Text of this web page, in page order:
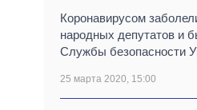
Коронавирусом
народных депутатов и
Службы безопасности
25 марта 2020, 15:00